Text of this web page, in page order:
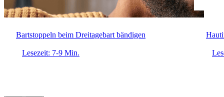
Bartstoppeln beim Dreitagebart bändigen
Lesezeit: 7-9 Min.